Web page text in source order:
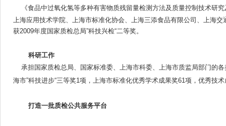
《食品中过氧化氢等多种有害物质残留量检测方法及质量控制技术研
上海应用技术学院、上海市标准化协会、上海三添食品有限公司、上海
获2009年度国家质检总局”科技兴检“二等奖。
科研工作
承担国家质检总局、国家标准委、上海市科委、上海市质监局部门的
海市”科技进步“三等奖1项，上海市标准化优秀学术成果奖61项，优秀技
打造一批质检公共服务平台